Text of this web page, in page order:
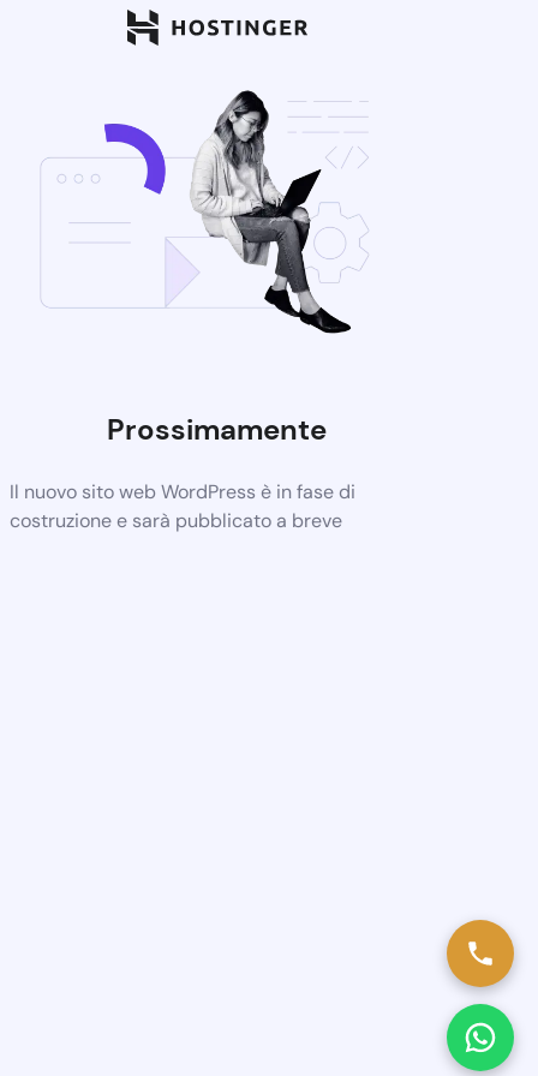
Prossimamente
Il nuovo sito web WordPress è in fase di
costruzione e sarà pubblicato a breve